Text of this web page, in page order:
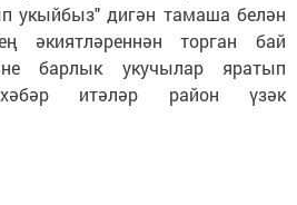
укыйбыз" дигән тамаша белән
әкиятләреннән торган бай
барлык укучылар яратып
итәләр район үзәк